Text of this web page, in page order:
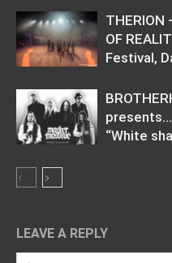
THERION
OF
Festival,
presents…
“White
LEAVE A REPLY